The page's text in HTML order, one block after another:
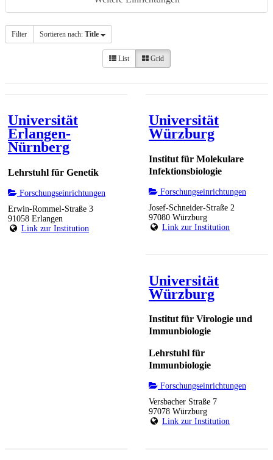
Filter Sortieren nach: Title
List Grid
Universität
Erlangen-
Nürnberg
Lehrstuhl für Genetik
Forschungseinrichtungen
Erwin-Rommel-Straße 3
91058 Erlangen
Link zur Institution
Universität
Würzburg
Institut für Molekulare
Infektionsbiologie
Forschungseinrichtungen
Josef-Schneider-Straße 2
97080 Würzburg
Link zur Institution
Universität
Würzburg
Institut für Virologie und
Immunbiologie
Lehrstuhl für
Immunbiologie
Forschungseinrichtungen
Versbacher Straße 7
97078 Würzburg
Link zur Institution